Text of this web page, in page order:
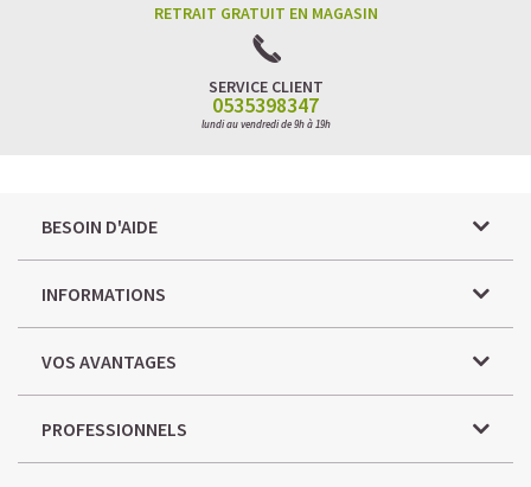
RETRAIT GRATUIT EN MAGASIN
SERVICE CLIENT
0535398347
lundi au vendredi de 9h à 19h
BESOIN D'AIDE
INFORMATIONS
VOS AVANTAGES
PROFESSIONNELS